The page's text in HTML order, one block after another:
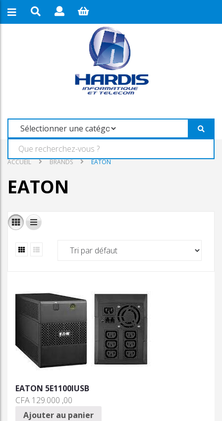
ACCUEIL BRANDS EATON
EATON
EATON 5E1100IUSB
CFA 129.000 ,00
Ajouter au panier